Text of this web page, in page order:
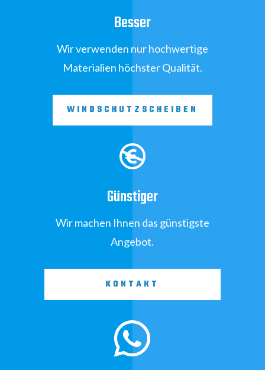
Besser
Wir verwenden nur hochwertige
Materialien höchster Qualität.
WINDSCHUTZSCHEIBEN

Günstiger
Wir machen Ihnen das günstigste
Angebot.
KONTAKT
